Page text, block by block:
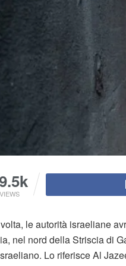
VIEWS
le autorità israeliane
nel nord della Striscia di
Lo riferisce Al